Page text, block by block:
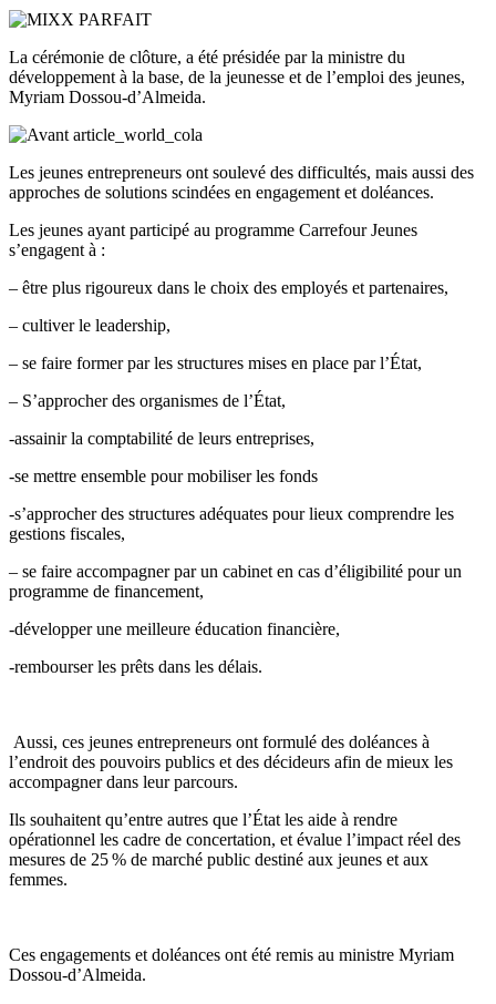
La cérémonie de clôture, a été présidée par la ministre du
développement à la base, de la jeunesse et de l’emploi des jeunes,
Myriam Dossou-d’Almeida.
Les jeunes entrepreneurs ont soulevé des difficultés, mais aussi des
approches de solutions scindées en engagement et doléances.
Les jeunes ayant participé au programme Carrefour Jeunes
s’engagent à :
– être plus rigoureux dans le choix des employés et partenaires,
– cultiver le leadership,
– se faire former par les structures mises en place par l’État,
– S’approcher des organismes de l’État,
-assainir la comptabilité de leurs entreprises,
-se mettre ensemble pour mobiliser les fonds
-s’approcher des structures adéquates pour lieux comprendre les
gestions fiscales,
– se faire accompagner par un cabinet en cas d’éligibilité pour un
programme de financement,
-développer une meilleure éducation financière,
-rembourser les prêts dans les délais.
Aussi, ces jeunes entrepreneurs ont formulé des doléances à
l’endroit des pouvoirs publics et des décideurs afin de mieux les
accompagner dans leur parcours.
Ils souhaitent qu’entre autres que l’État les aide à rendre
opérationnel les cadre de concertation, et évalue l’impact réel des
mesures de 25 % de marché public destiné aux jeunes et aux
femmes.
Ces engagements et doléances ont été remis au ministre Myriam
Dossou-d’Almeida.